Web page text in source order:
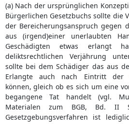
(a) Nach der ursprünglichen
Bürgerlichen Gesetzbuchs sollte die
der Bereicherungsanspruch gegen
aus (irgend)einer unerlaubten
Geschädigten etwas erlangt
deliktsrechtlichen Verjährung
sollte bei dem Schädiger das aus
Erlangte auch nach Eintritt der
können, gleich ob es sich um eine
begangene Tat handelt (vgl.
Materialen zum BGB, Bd. II
Gesetzgebungsverfahren ist